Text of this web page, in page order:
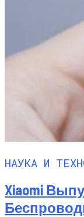
НАУКА И
Xiaomi